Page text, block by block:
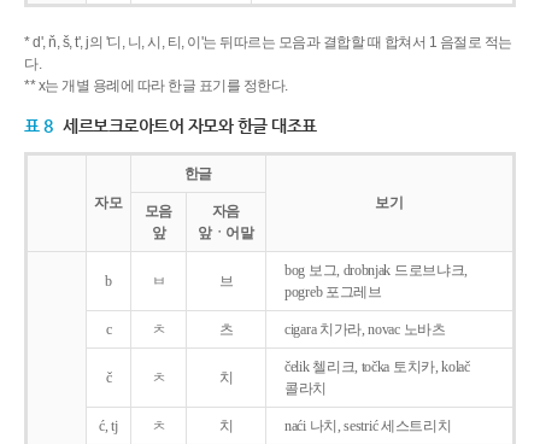
* d', ň, š, t', j의 '디, 니, 시, 티, 이'는 뒤따르는 모음과 결합할 때 합쳐서 1 음절로 적는
다.
** x는 개별 용례에 따라 한글 표기를 정한다.
표 8 세르보크로아트어 자모와 한글 대조표
자모
한글
보기
모음
앞
자음
앞ㆍ어말
b ㅂ 브
bog 보그, drobnjak 드로브냐크,
pogreb 포그레브
c ㅊ 츠 cigara 치가라, novac 노바츠
č ㅊ 치
čelik 첼리크, točka 토치카, kolač
콜라치
ć, tj ㅊ 치 naći 나치, sestrić 세스트리치